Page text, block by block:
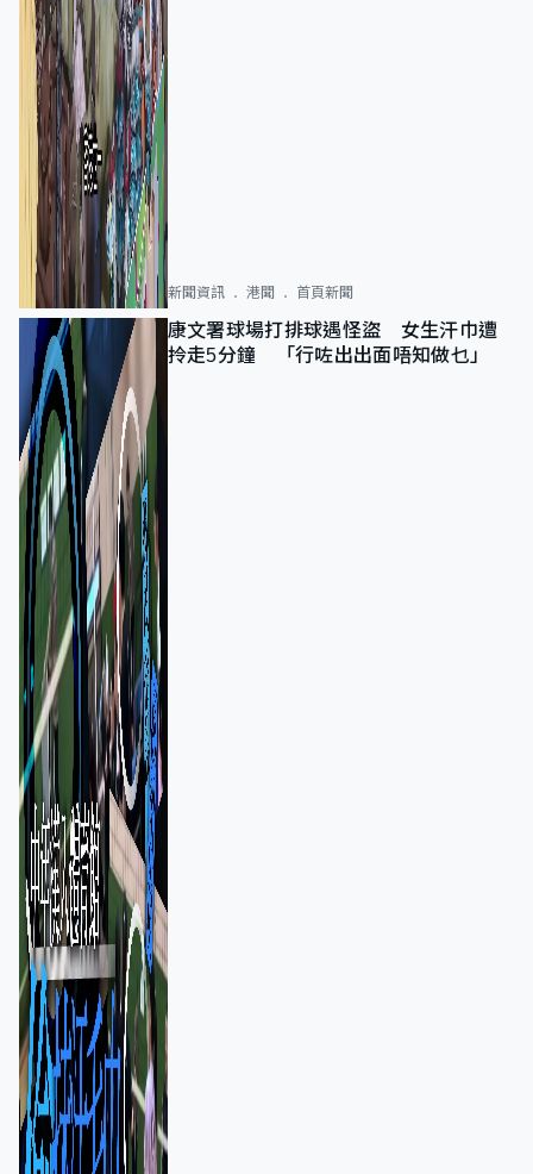
新聞資訊 港聞 首頁新聞
康文署球場打排球遇怪盜 女生汗巾遭
拎走5分鐘 「行咗出出面唔知做乜」